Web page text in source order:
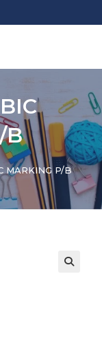
B
MARKING P/B